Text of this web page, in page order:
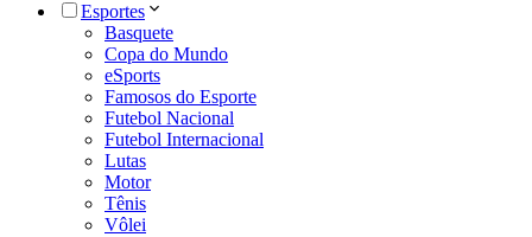
Esportes
Basquete
Copa do Mundo
eSports
Famosos do Esporte
Futebol Nacional
Futebol Internacional
Lutas
Motor
Tênis
Vôlei